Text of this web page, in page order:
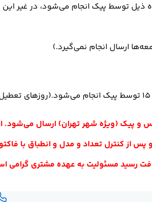
زمان تعیین شده ذیل توسط پیک انجام می‌شود،
پیک (ویژه شهر تهران) ارسال می‌شود.
از کنترل تعداد و مدل و انطباق با
رسید مسئولیت به عهده مشتری